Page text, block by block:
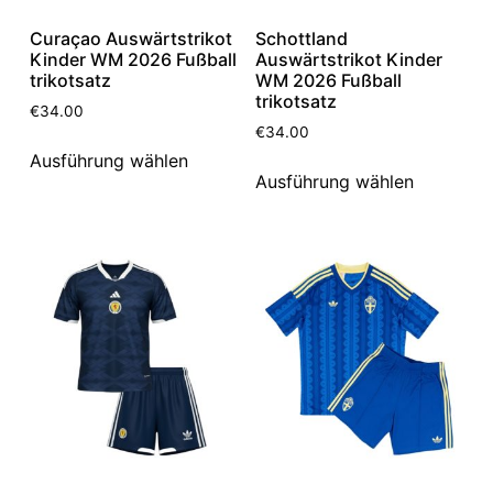
Curaçao Auswärtstrikot
Kinder WM 2026 Fußball
trikotsatz
€34.00
Ausführung wählen
Schottland
Auswärtstrikot Kinder
WM 2026 Fußball
trikotsatz
€34.00
Ausführung wählen